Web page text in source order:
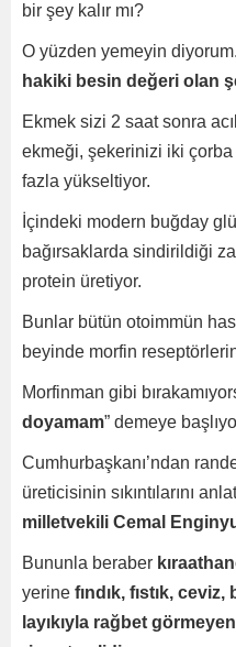
bir şey kalır mı?
O yüzden yemeyin diyorum.
hakiki besin değeri olan
Ekmek sizi 2 saat sonra
ekmeği, şekerinizi iki çorba
fazla yükseltiyor.
İçindeki modern buğday
bağırsaklarda sindirildiği
protein üretiyor.
Bunlar bütün otoimmün
beyinde morfin
Morfinman gibi
doyamam” demeye
Cumhurbaşkanı’ndan
üreticisinin sıkıntılarını
milletvekili Cemal
Bununla beraber
yerine fındık, fıstık,
layıkıyla rağbet